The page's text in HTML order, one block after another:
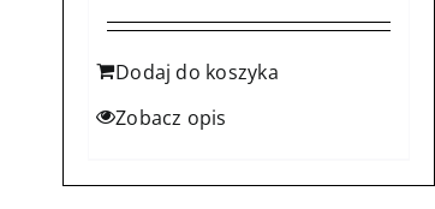
Dodaj do koszyka
Zobacz opis